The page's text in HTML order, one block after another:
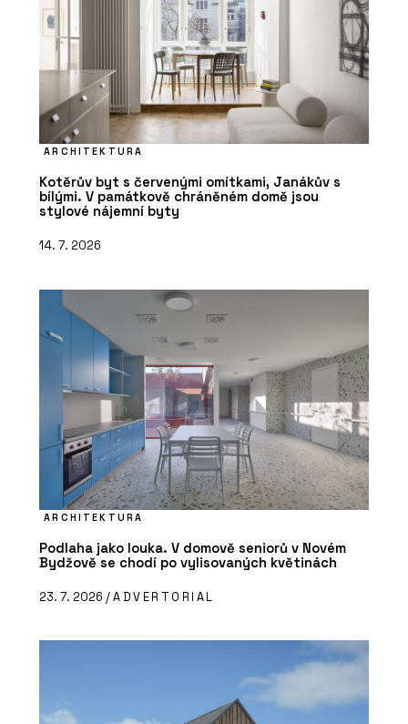
ARCHITEKTURA
Kotěrův byt s červenými omítkami, Janákův s
bílými. V památkově chráněném domě jsou
stylové nájemní byty
14. 7. 2026
ARCHITEKTURA
Podlaha jako louka. V domově seniorů v Novém
Bydžově se chodí po vylisovaných květinách
23. 7. 2026 /ADVERTORIAL